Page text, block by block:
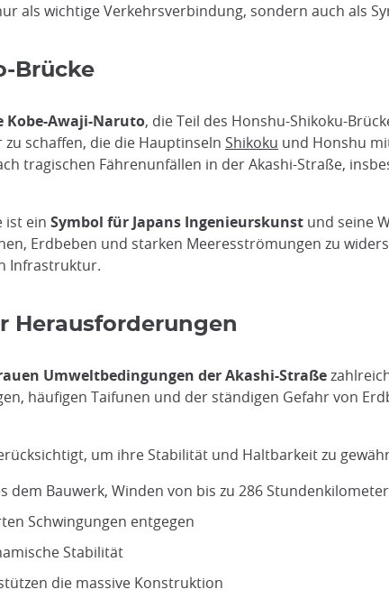
als wichtige Verkehrsverbindung, sondern auch als
Brücke
Kobe-Awaji-Naruto, die Teil des Honshu-Shikoku-
schaffen, die die Hauptinseln Shikoku und Honshu
tragischen Fährenunfällen in der Akashi-Straße,
ist ein Symbol für Japans Ingenieurskunst und seine
Erdbeben und starken Meeresströmungen zu
Infrastruktur.
Herausforderungen
Umweltbedingungen der Akashi-Straße
häufigen Taifunen und der ständigen Gefahr von
um ihre Stabilität und Haltbarkeit zu
dem Bauwerk, Winden von bis zu 286
Schwingungen entgegen
Stabilität
die massive Konstruktion